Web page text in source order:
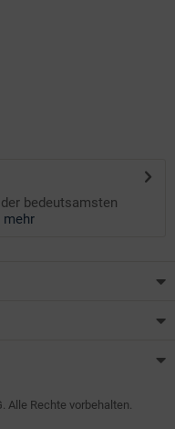
bedeutsamsten
mehr
Alle Rechte vorbehalten.